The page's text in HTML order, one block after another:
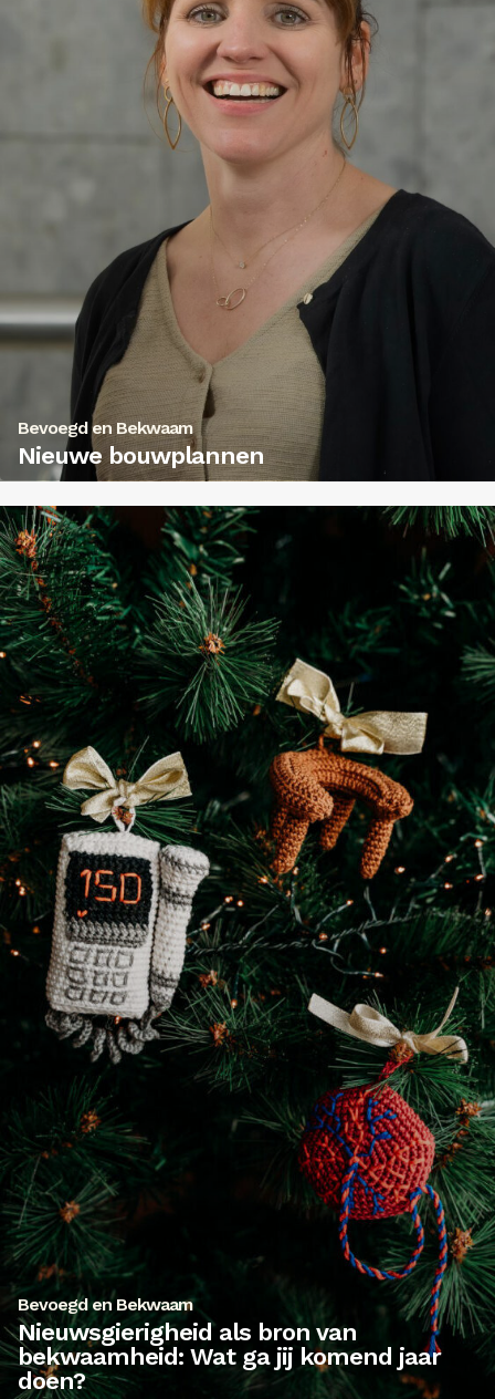
Bevoegd en Bekwaam
Nieuwe bouwplannen
Bevoegd en Bekwaam
Nieuwsgierigheid als bron van
bekwaamheid: Wat ga jij komend jaar
doen?